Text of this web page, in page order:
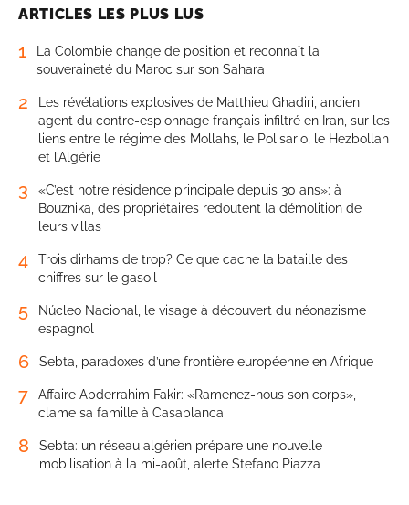
ARTICLES LES PLUS LUS
1
La Colombie change de position et reconnaît la
souveraineté du Maroc sur son Sahara
2
Les révélations explosives de Matthieu Ghadiri, ancien
agent du contre-espionnage français infiltré en Iran, sur les
liens entre le régime des Mollahs, le Polisario, le Hezbollah
et l’Algérie
3
«C’est notre résidence principale depuis 30 ans»: à
Bouznika, des propriétaires redoutent la démolition de
leurs villas
4
Trois dirhams de trop? Ce que cache la bataille des
chiffres sur le gasoil
5
Núcleo Nacional, le visage à découvert du néonazisme
espagnol
6 Sebta, paradoxes d’une frontière européenne en Afrique
7
Affaire Abderrahim Fakir: «Ramenez-nous son corps»,
clame sa famille à Casablanca
8
Sebta: un réseau algérien prépare une nouvelle
mobilisation à la mi-août, alerte Stefano Piazza